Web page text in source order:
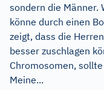
sondern die Männer.
könne durch einen
zeigt, dass die
besser zuschlagen
Chromosomen,
Meine...